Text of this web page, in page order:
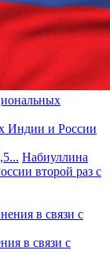
Индии и России
Набиуллина
второй раз с
в связи с